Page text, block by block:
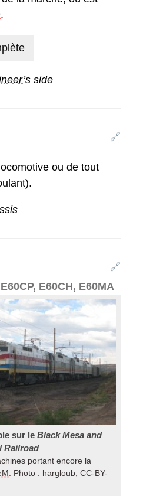
.
’s side
🔗
ou de tout
🔗
E60CH, E60MA
sur le Black Mesa and
Railroad
portant encore la
. Photo : hargloub , CC-BY-